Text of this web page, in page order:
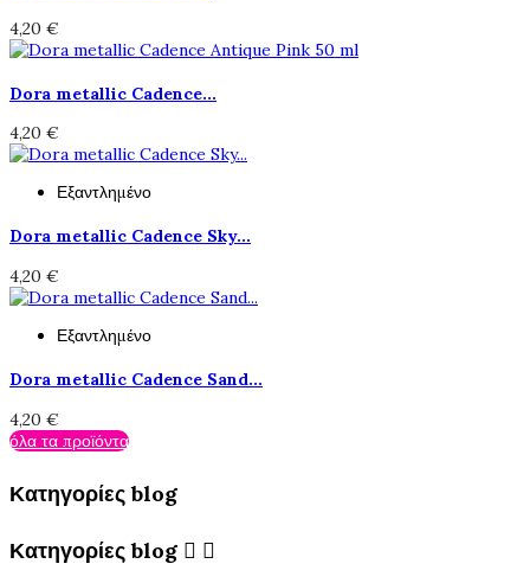
4,20 €
Dora metallic Cadence...
4,20 €
Εξαντλημένο
Dora metallic Cadence Sky...
4,20 €
Εξαντλημένο
Dora metallic Cadence Sand...
4,20 €
όλα τα προϊόντα
Κατηγορίες blog
Κατηγορίες blog  